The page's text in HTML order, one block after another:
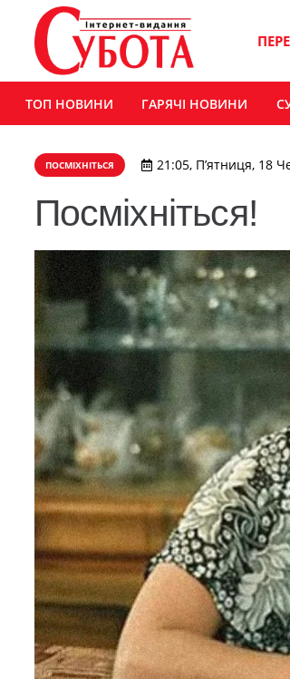
ТОП НОВИНИ ГАРЯЧІ НОВИНИ
ПОСМІХНІТЬСЯ 21:05, П’ятниця, 18
Посміхніться!